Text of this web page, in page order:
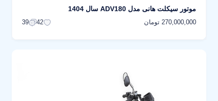
موتور سیکلت هانی مدل ADV180 سال 1404
270,000,000 تومان 42
39